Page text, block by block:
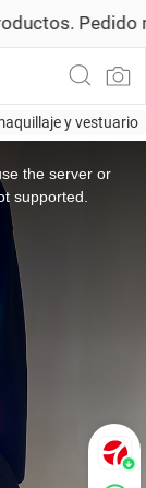
US$ 6,000
y vestuario
the server or
supported.